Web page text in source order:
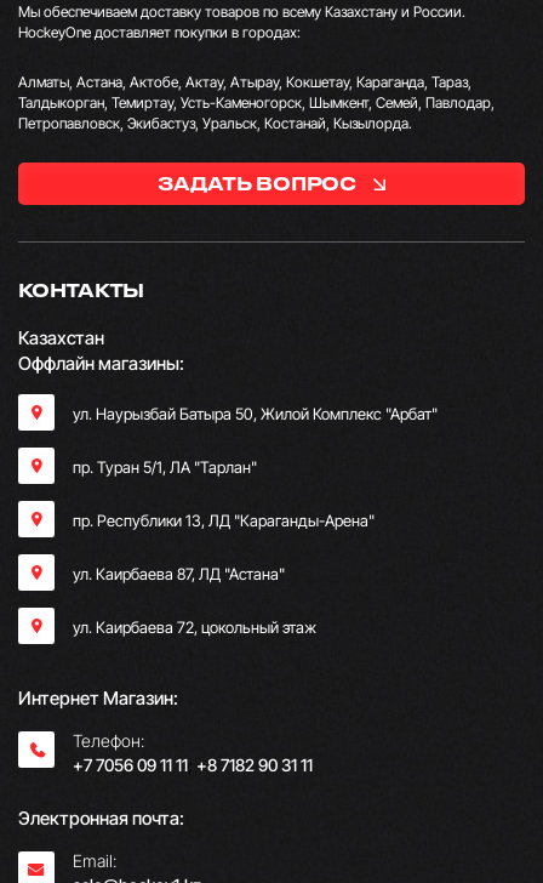
КОНТАКТЫ
Казахстан
Оффлайн магазины:
ул. Наурызбай Батыра 50, Жилой Комплекс "Арбат"
пр. Туран 5/1, ЛА "Тарлан"
пр. Республики 13, ​ЛД "Караганды-Арена"
ул. Каирбаева 87, ЛД "Астана"
ул. Каирбаева 72, цокольный этаж
Интернет Магазин:
Телефон:
+7 7056 09 11 11; +8 7182 90 31 11
Электронная почта:
Email:
Мы обеспечиваем доставку товаров по всему Казахстану и России.
HockeyOne доставляет покупки в городах:
Алматы, Астана, Актобе, Актау, Атырау, Кокшетау, Караганда, Тараз,
Талдыкорган, Темиртау, Усть-Каменогорск, Шымкент, Семей, Павлодар,
Петропавловск, Экибастуз, Уральск, Костанай, Кызылорда.
ЗАДАТЬ ВОПРОС